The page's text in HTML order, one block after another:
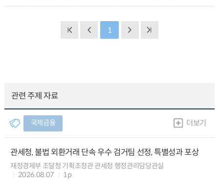
1
관련 주제 자료
국제금융 더보기
관세청, 불법 외환거래 단속 우수 검거팀 선정, 특별성과 포상
재정경제부 조달청 기획조정관 관세청 행정관리담당관실
2026.08.07
1p